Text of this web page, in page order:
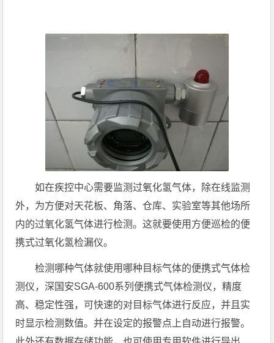
如在疾控中心需要监测过氧化氢气体，除在线监测
外，为方便对天花板、角落、仓库、实验室等其他场所
内的过氧化氢气体进行检测。这就要使用方便巡检的便
携式过氧化氢检漏仪。
检测哪种气体就使用哪种目标气体的便携式气体检
测仪，深国安SGA-600系列便携式气体检测仪，精度
高、稳定性强，可快速的对目标气体进行反应，并且实
时显示检测数值。并在设定的报警点上自动进行报警。